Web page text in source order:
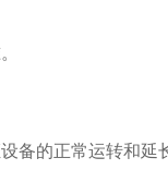
的正常运转和延